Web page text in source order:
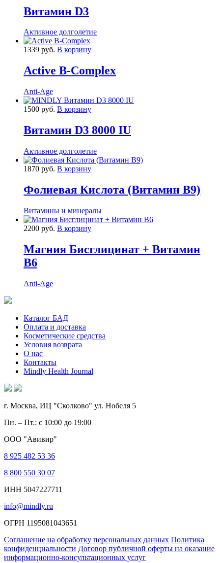
Витамин D3
Активное долголетие
1339 руб. В корзину
Active B-Complex
Anti-Age
1500 руб. В корзину
Витамин D3 8000 IU
Активное долголетие
1870 руб. В корзину
Фолиевая Кислота (Витамин B9)
Витамины и минералы
2200 руб. В корзину
Магния Бисглицинат + Витамин
B6
Anti-Age
Каталог БАД
Оплата и доставка
Косметические средства
Условия возврата
О нас
Контакты
Mindly Health Journal
г. Москва, ИЦ "Сколково" ул. Нобеля 5
Пн. – Пт.: с 10:00 до 19:00
ООО "Авивир"
8 925 482 53 36
8 800 550 30 07
ИНН 5047227711
info@mindly.ru
ОГРН 1195081043651
Соглашение на обработку персональных данных Политика
конфиденциальности Договор публичной оферты на оказание
информационно-консультационных услуг